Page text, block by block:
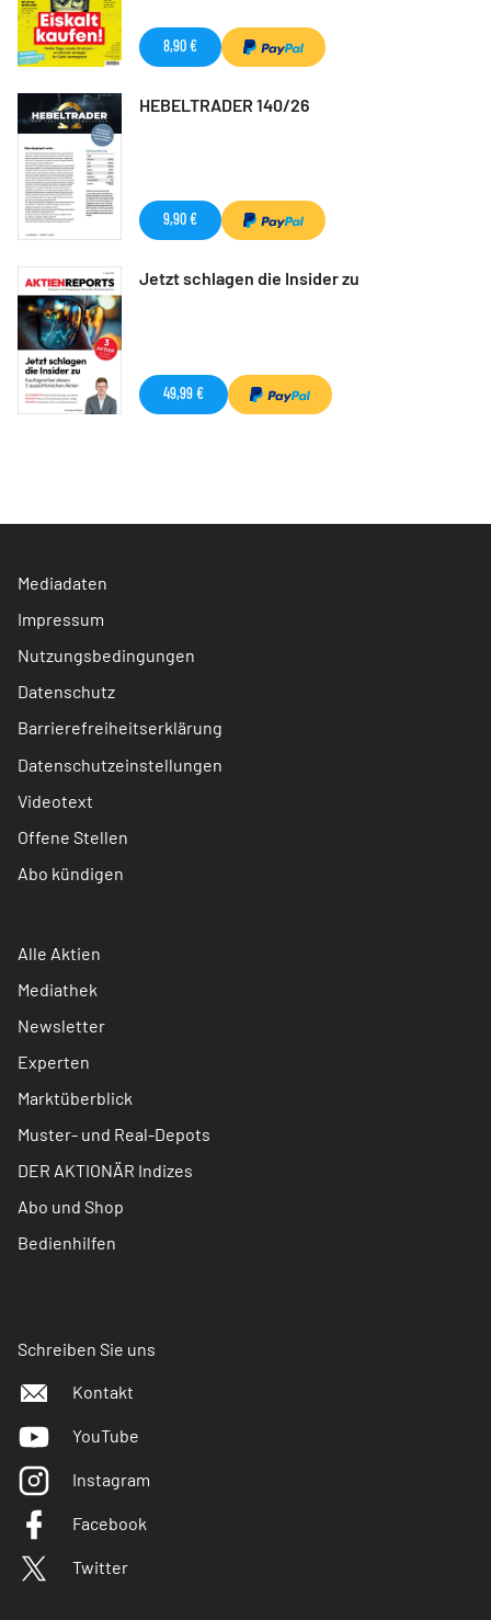
8,90 €
HEBELTRADER 140/26
9,90 €
Jetzt schlagen die Insider zu
49,99 €
Mediadaten
Impressum
Nutzungsbedingungen
Datenschutz
Barrierefreiheitserklärung
Datenschutzeinstellungen
Videotext
Offene Stellen
Abo kündigen
Alle Aktien
Mediathek
Newsletter
Experten
Marktüberblick
Muster- und Real-Depots
DER AKTIONÄR Indizes
Abo und Shop
Bedienhilfen
Schreiben Sie uns
Kontakt
YouTube
Instagram
Facebook
Twitter